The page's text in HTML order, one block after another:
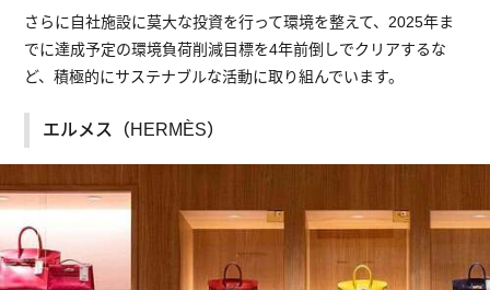
さらに自社施設に莫大な投資を行って環境を整えて、2025年ま
でに達成予定の環境負荷削減目標を4年前倒しでクリアするな
ど、積極的にサステナブルな活動に取り組んでいます。
エルメス（HERMÈS）